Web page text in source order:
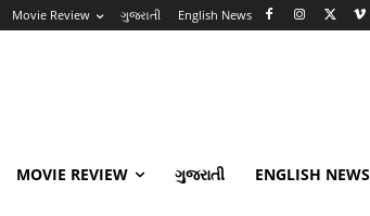
Movie Review ગુજરાતી English News
MOVIE REVIEW ગુજરાતી ENGLISH NEWS